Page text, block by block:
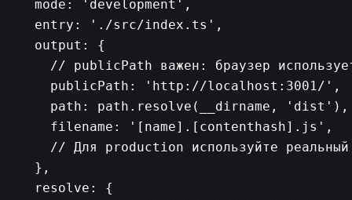
  mode: 'development',
  entry: './src/index.ts',
  output: {
// publicPath важен: браузер
    publicPath: 'http://localhost:3001/',
    path: path.resolve(__dirname, 'dist'),
    filename: '[name].[contenthash].js',
// Для production используйте
  },
  resolve: {